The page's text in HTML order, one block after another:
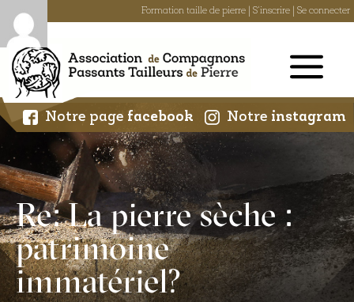
Formation taille de pierre S'inscrire Se connecter
content
Notre page facebook Notre instagram
Re: La pierre sèche :
patrimoine
immatériel?